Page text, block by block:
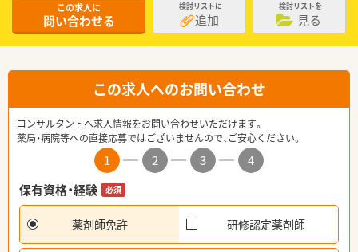
この求人に
問い合わせる
検討リストに
追加
検討リストを
見る
この求人へのお問い合わせ
コンサルタントへ求人情報をお問い合わせいただけます。
薬局・病院等への直接応募ではございませんので、ご安心ください。
1 2 3
4
保有資格・経験
必須
薬剤師免許 研修認定薬剤師